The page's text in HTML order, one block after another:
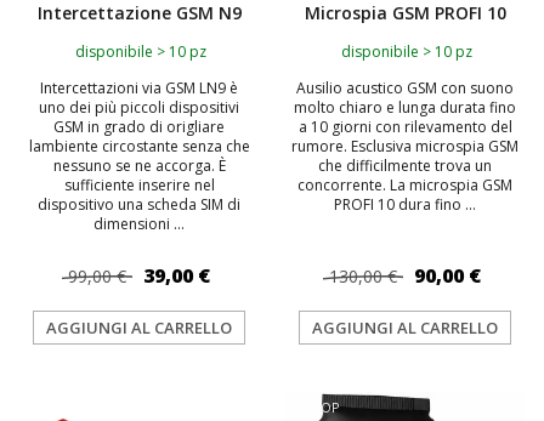
Intercettazione GSM N9
disponibile > 10 pz
Intercettazioni via GSM LN9 è
uno dei più piccoli dispositivi
GSM in grado di origliare
lambiente circostante senza che
nessuno se ne accorga. È
sufficiente inserire nel
dispositivo una scheda SIM di
dimensioni ...
99,00 € 39,00 €
AGGIUNGI AL CARRELLO
Microspia GSM PROFI 10
disponibile > 10 pz
Ausilio acustico GSM con suono
molto chiaro e lunga durata fino
a 10 giorni con rilevamento del
rumore. Esclusiva microspia GSM
che difficilmente trova un
concorrente. La microspia GSM
PROFI 10 dura fino ...
130,00 € 90,00 €
AGGIUNGI AL CARRELLO
TOP